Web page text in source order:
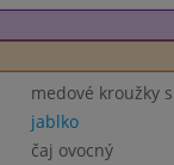
medové kroužky
jablko
čaj ovocný